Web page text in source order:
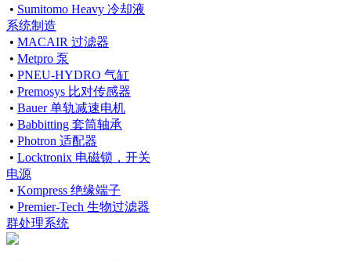
• Sumitomo Heavy 冷却液
系统制造
• MACAIR 过滤器
• Metpro 泵
• PNEU-HYDRO 气缸
• Premosys 比对传感器
• Bauer 单轨减速电机
• Babbitting 套筒轴承
• Photron 适配器
• Locktronix 电磁锁，开关
电源
• Kompress 绝缘端子
• Premier-Tech 生物过滤器
群处理系统